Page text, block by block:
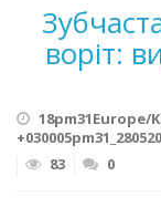
воріт:
18pm31Europe/
83
0